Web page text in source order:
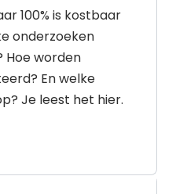
100% is kostbaar
onderzoeken
Hoe worden
En welke
Je leest het hier.